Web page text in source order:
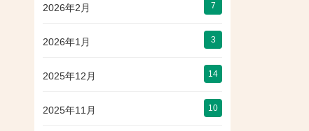
2026年2月 7
2026年1月 3
2025年12月 14
2025年11月 10